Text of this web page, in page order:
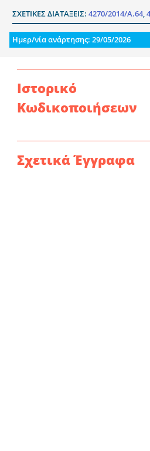
ΣΧΕΤΙΚΕΣ ΔΙΑΤΑΞΕΙΣ: 4270/2014/Α.64,
Ημερ/νία ανάρτησης: 29/05/2026
Ιστορικό
Κωδικοποιήσεων
Σχετικά Έγγραφα